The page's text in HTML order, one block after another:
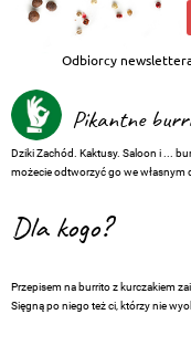
Odbiorcy
Pikantne
Dziki Zachód. Kaktusy. Saloon i ...
możecie odtworzyć go we własnym
Dla kogo?
Przepisem na burrito z kurczakiem
Sięgną po niego też ci, którzy nie